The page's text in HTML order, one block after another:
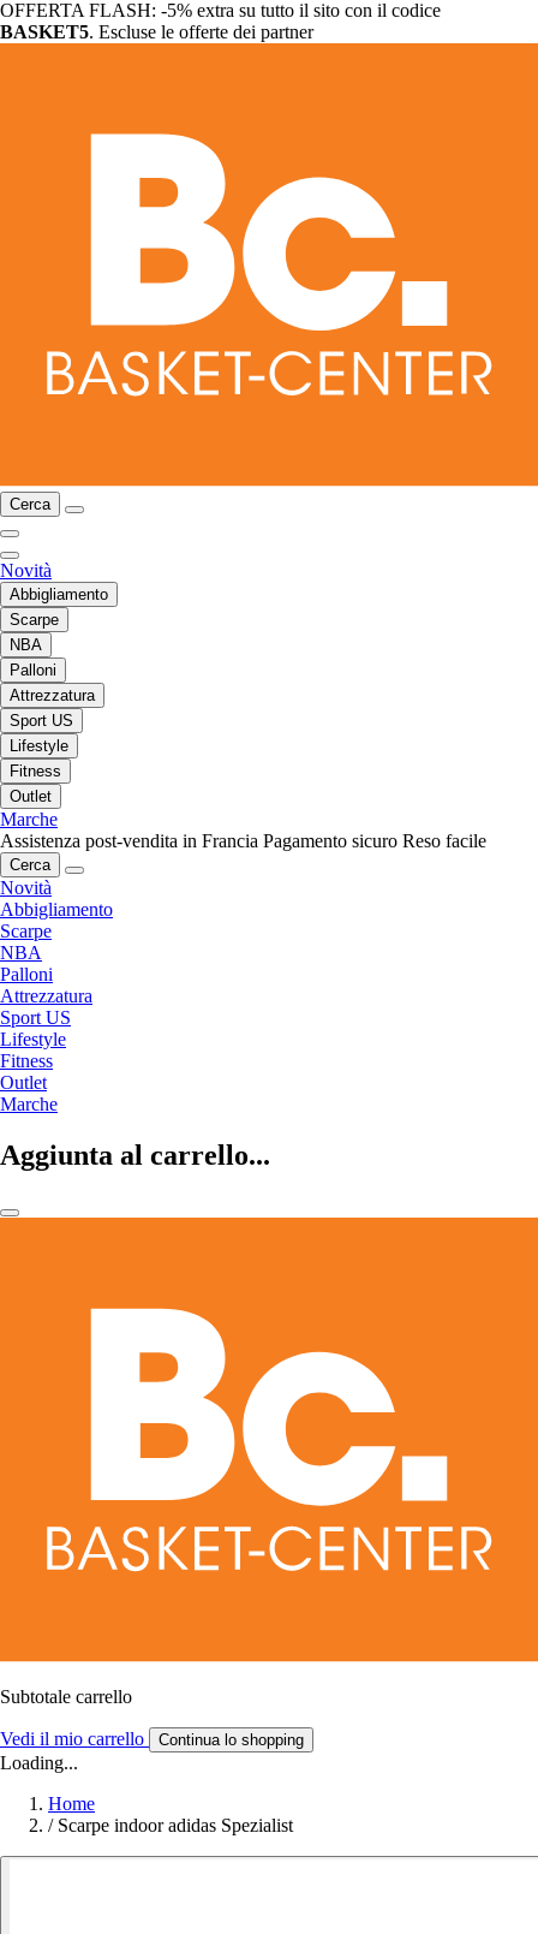
OFFERTA FLASH: -5% extra su tutto il sito con il codice
BASKET5. Escluse le offerte dei partner
Cerca
Novità
Abbigliamento
Scarpe
NBA
Palloni
Attrezzatura
Sport US
Lifestyle
Fitness
Outlet
Marche
Assistenza post-vendita in Francia Pagamento sicuro Reso facile
Cerca
Novità
Abbigliamento
Scarpe
NBA
Palloni
Attrezzatura
Sport US
Lifestyle
Fitness
Outlet
Marche
Aggiunta al carrello...
Subtotale carrello
Vedi il mio carrello Continua lo shopping
Loading...
Home
/ Scarpe indoor adidas Spezialist